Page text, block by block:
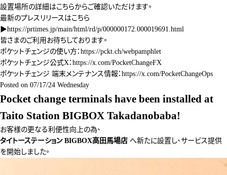
設置場所の詳細はこちらからご確認いただけます。
最新のプレスリリースはこちら
▶https://prtimes.jp/main/html/rd/p/000000172.000019691.html
皆さまのご利用お待ちしております。
ポケットチェンジの使い方： https://pckt.ch/webpamphlet
ポケットチェンジ公式X： https://x.com/PocketChangeFX
ポケットチェンジ 端末メンテナンス情報： https://x.com/PocketChangeOps
Posted on 07/17/24 Wednesday
Pocket change terminals have been installed at
Taito Station BIGBOX Takadanobaba!
お客様の更なる利便性向上の為、
タイトーステーション BIGBOX高田馬場店 へ新たに設置し、サービス提供
を開始しました。